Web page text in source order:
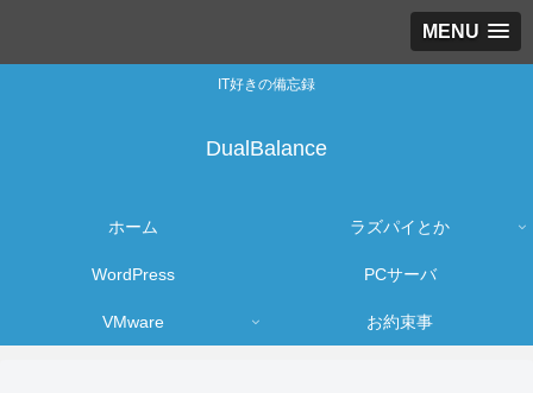
MENU
IT好きの備忘録
DualBalance
ホーム ラズパイとか
WordPress PCサーバ
VMware お約束事